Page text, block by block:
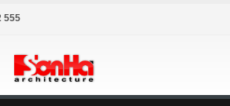
555